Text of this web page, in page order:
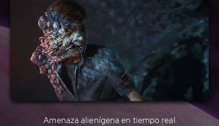
Amenaza alienígena en tiempo real